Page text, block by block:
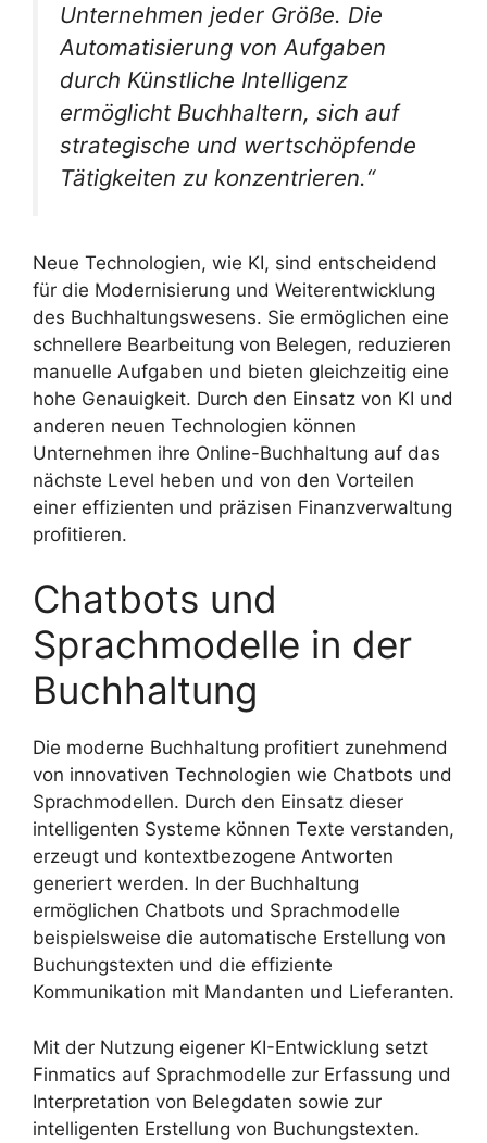
Unternehmen jeder Größe. Die
Automatisierung von Aufgaben
durch Künstliche Intelligenz
ermöglicht Buchhaltern, sich auf
strategische und wertschöpfende
Tätigkeiten zu konzentrieren.“
Neue Technologien, wie KI, sind entscheidend
für die Modernisierung und Weiterentwicklung
des Buchhaltungswesens. Sie ermöglichen eine
schnellere Bearbeitung von Belegen, reduzieren
manuelle Aufgaben und bieten gleichzeitig eine
hohe Genauigkeit. Durch den Einsatz von KI und
anderen neuen Technologien können
Unternehmen ihre Online-Buchhaltung auf das
nächste Level heben und von den Vorteilen
einer effizienten und präzisen Finanzverwaltung
profitieren.
Chatbots und
Sprachmodelle in der
Buchhaltung
Die moderne Buchhaltung profitiert zunehmend
von innovativen Technologien wie Chatbots und
Sprachmodellen. Durch den Einsatz dieser
intelligenten Systeme können Texte verstanden,
erzeugt und kontextbezogene Antworten
generiert werden. In der Buchhaltung
ermöglichen Chatbots und Sprachmodelle
beispielsweise die automatische Erstellung von
Buchungstexten und die effiziente
Kommunikation mit Mandanten und Lieferanten.
Mit der Nutzung eigener KI-Entwicklung setzt
Finmatics auf Sprachmodelle zur Erfassung und
Interpretation von Belegdaten sowie zur
intelligenten Erstellung von Buchungstexten.